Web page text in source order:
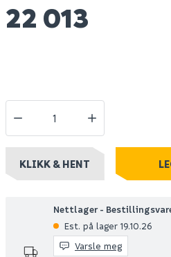
22 013
KLIKK & HENT
Nettlager -
Est. på lager 19.10.26
Varsle meg